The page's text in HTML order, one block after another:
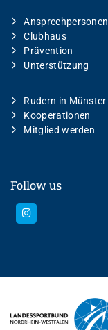
Ansprechpersonen
Clubhaus
Prävention
Unterstützung
Rudern in Münster
Kooperationen
Mitglied werden
Follow us